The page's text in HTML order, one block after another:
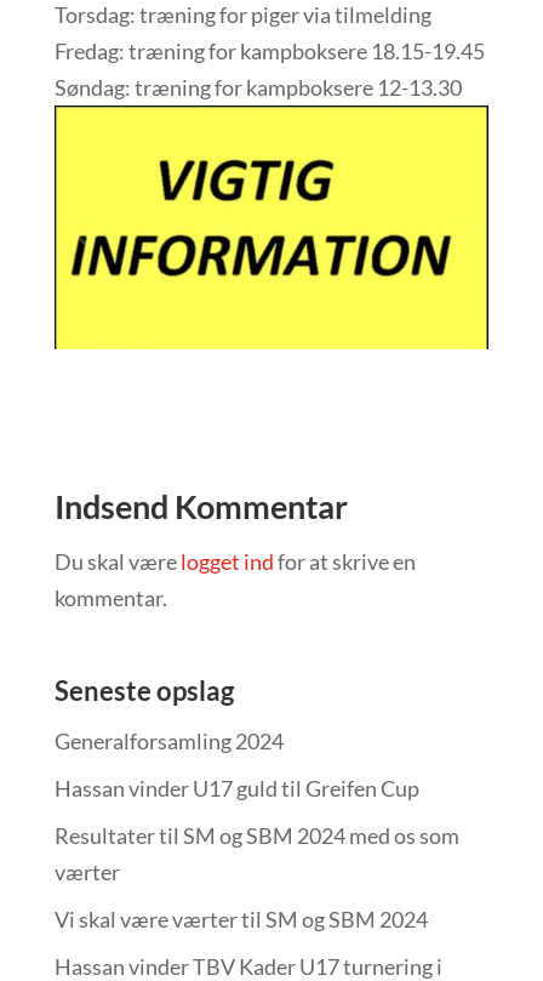
Torsdag: træning for piger via tilmelding
Fredag: træning for kampboksere 18.15-19.45
Søndag: træning for kampboksere 12-13.30
Indsend Kommentar
Du skal værelogget indfor at skrive en
kommentar.
Seneste opslag
Generalforsamling 2024
Hassan vinder U17 guld til Greifen Cup
Resultater til SM og SBM 2024 med os som
værter
Vi skal være værter til SM og SBM 2024
Hassan vinder TBV Kader U17 turnering i